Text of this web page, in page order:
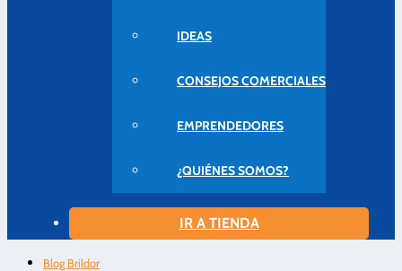
IDEAS
CONSEJOS COMERCIALES
EMPRENDEDORES
¿QUIÉNES SOMOS?
IR A TIENDA
Blog Brildor